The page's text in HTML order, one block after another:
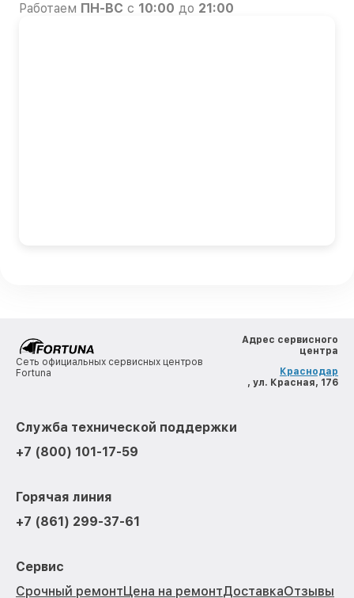
Работаем ПН-ВС с 10:00 до 21:00
Сеть официальных сервисных центров
Fortuna
Адрес сервисного
центра
Краснодар
, ул. Красная, 176
Служба технической поддержки
+7 (800) 101-17-59
Горячая линия
+7 (861) 299-37-61
Сервис
Срочный ремонтЦена на ремонтДоставкаОтзывы